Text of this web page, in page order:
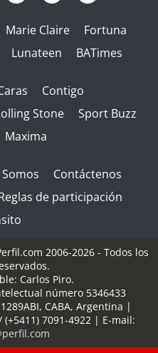
Marie Claire
Fortuna
Lunateen BATimes
Contigo
Stone
Sport Buzz
Maxima
Contáctenos
de participación
2006-2026 - Todos los
Carlos Piro.
número 5346433
, CABA, Argentina |
(+5411) 7091-4922| E-mail: